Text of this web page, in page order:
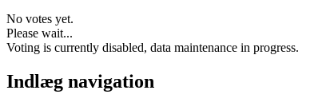
No votes yet.
Please wait...
Voting is currently disabled, data maintenance in progress.
Indlæg navigation